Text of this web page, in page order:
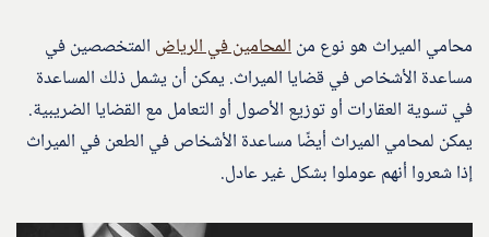
محامي الميراث هو نوع منالمحامين في الرياض المتخصصين في
مساعدة الأشخاص في قضايا الميراث. يمكن أن يشمل ذلك المساعدة
في تسوية العقارات أو توزيع الأصول أو التعامل مع القضايا الضريبية.
يمكن لمحامي الميراث أيضًا مساعدة الأشخاص في الطعن في الميراث
إذا شعروا أنهم عوملوا بشكل غير عادل.